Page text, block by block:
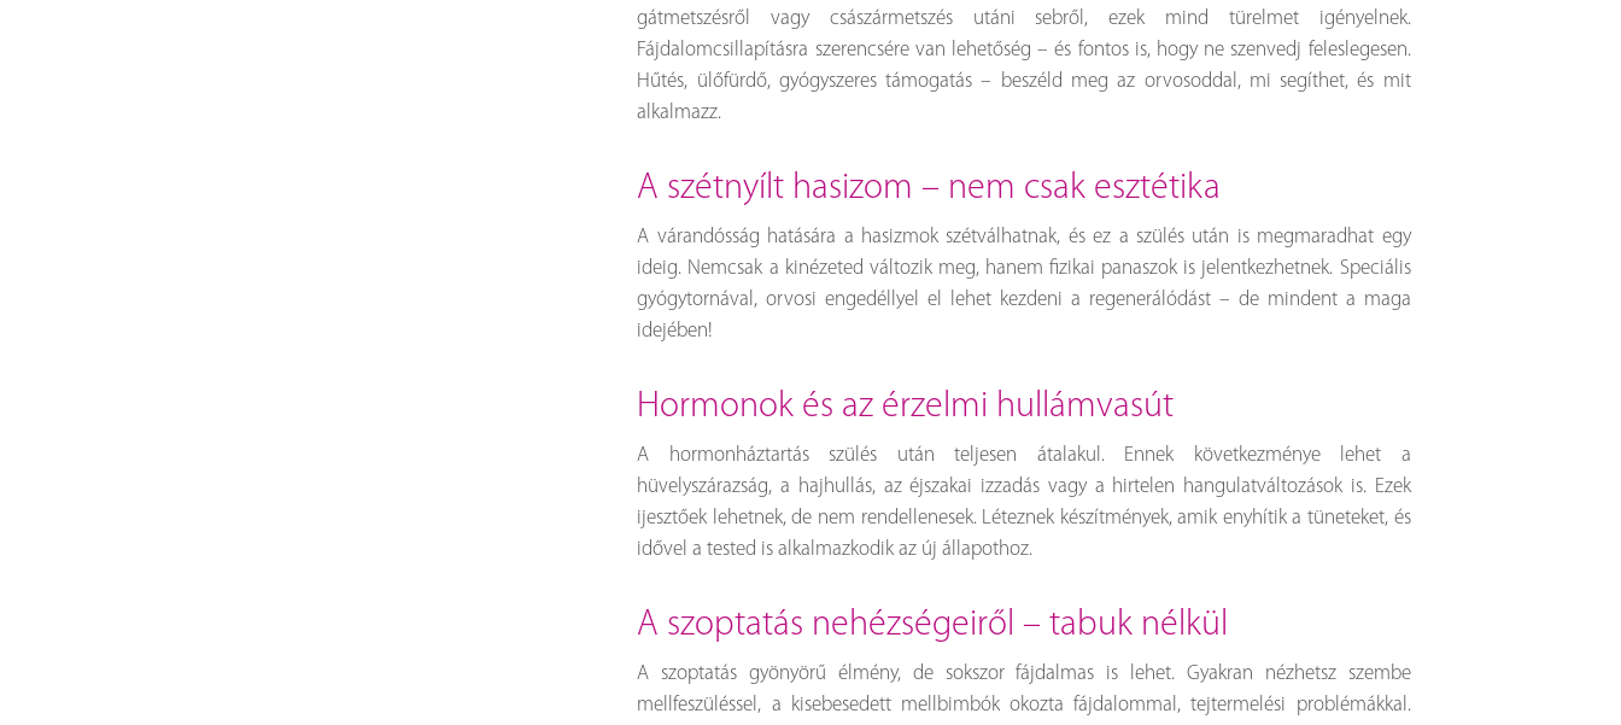
gátmetszésről vagy császármetszés utáni sebről, ezek mind türelmet igényelnek.
Fájdalomcsillapításra szerencsére van lehetőség – és fontos is, hogy ne szenvedj feleslegesen.
Hűtés, ülőfürdő, gyógyszeres támogatás – beszéld meg az orvosoddal, mi segíthet, és mit
alkalmazz.
a szétnyílt hasizom – nem csak esztétika
A várandósság hatására a hasizmok szétválhatnak, és ez a szülés után is megmaradhat egy
ideig. Nemcsak a kinézeted változik meg, hanem fizikai panaszok is jelentkezhetnek. Speciális
gyógytornával, orvosi engedéllyel el lehet kezdeni a regenerálódást – de mindent a maga
idejében!
hormonok és az érzelmi hullámvasút
A hormonháztartás szülés után teljesen átalakul. Ennek következménye lehet a
hüvelyszárazság, a hajhullás, az éjszakai izzadás vagy a hirtelen hangulatváltozások is. Ezek
ijesztőek lehetnek, de nem rendellenesek. Léteznek készítmények, amik enyhítik a tüneteket, és
idővel a tested is alkalmazkodik az új állapothoz.
a szoptatás nehézségeiről – tabuk nélkül
A szoptatás gyönyörű élmény, de sokszor fájdalmas is lehet. Gyakran nézhetsz szembe
mellfeszüléssel, a kisebesedett mellbimbók okozta fájdalommal, tejtermelési problémákkal.